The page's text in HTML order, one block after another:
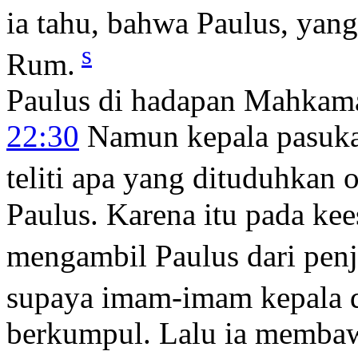
ia tahu, bahwa Paulus,
Rum. s
Paulus di hadapan
22:30 Namun kepala
teliti apa yang dituduhkan
Paulus. Karena itu pada
mengambil Paulus dari
supaya imam-imam kepala
berkumpul. Lalu ia